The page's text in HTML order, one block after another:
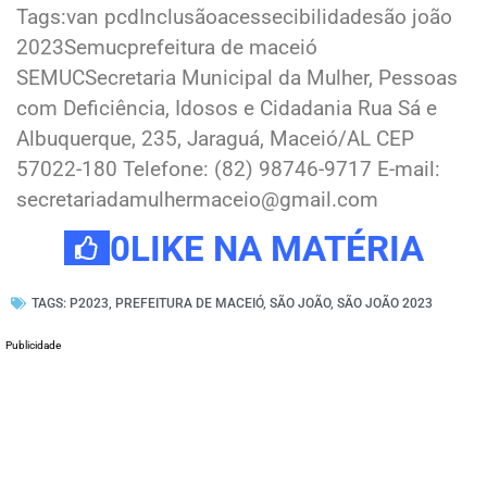
Tags:van pcdInclusãoacessecibilidadesão joão
2023Semucprefeitura de maceió
SEMUCSecretaria Municipal da Mulher, Pessoas
com Deficiência, Idosos e Cidadania Rua Sá e
Albuquerque, 235, Jaraguá, Maceió/AL CEP
57022-180 Telefone: (82) 98746-9717 E-mail:
secretariadamulhermaceio@gmail.com
0LIKE NA MATÉRIA
TAGS: P2023, PREFEITURA DE MACEIÓ, SÃO JOÃO, SÃO JOÃO 2023
Publicidade